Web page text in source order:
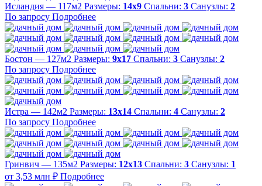
Исландия — 117м2 Размеры: 14х9 Спальни: 3 Санузлы: 2
По запросу Подробнее
Бостон — 127м2 Размеры: 9х17 Спальни: 3 Санузлы: 2
По запросу Подробнее
Истра — 142м2 Размеры: 13х14 Спальни: 4 Санузлы: 2
По запросу Подробнее
Гринвич — 135м2 Размеры: 12х13 Спальни: 3 Санузлы: 1
от 3,53 млн ₽ Подробнее